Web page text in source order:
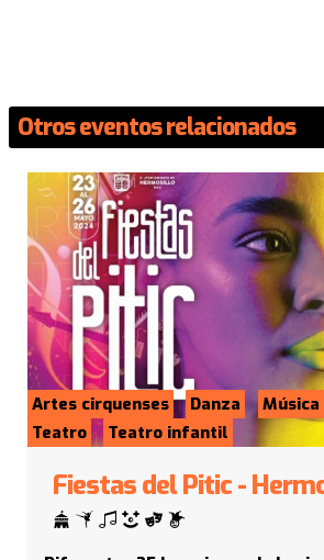
Otros eventos relacionados
Artes cirquenses Danza Música
Teatro
Teatro infantil
Fiestas del Pitic -